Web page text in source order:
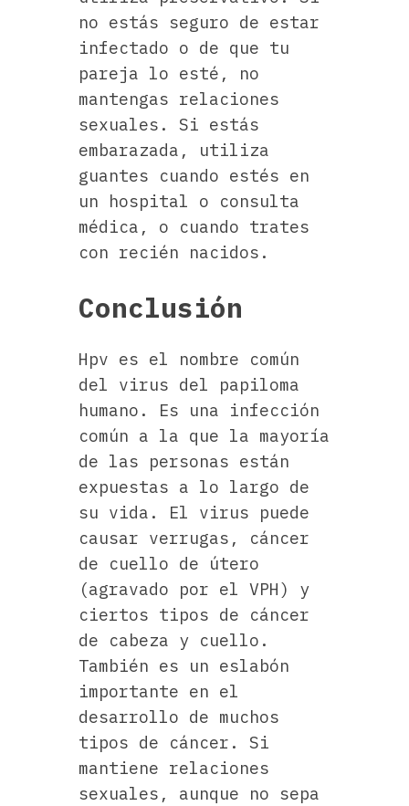
no estás seguro de estar
infectado o de que tu
pareja lo esté, no
mantengas relaciones
sexuales. Si estás
embarazada, utiliza
guantes cuando estés en
un hospital o consulta
médica, o cuando trates
con recién nacidos.
Conclusión
Hpv es el nombre común
del virus del papiloma
humano. Es una infección
común a la que la mayoría
de las personas están
expuestas a lo largo de
su vida. El virus puede
causar verrugas, cáncer
de cuello de útero
(agravado por el VPH) y
ciertos tipos de cáncer
de cabeza y cuello.
También es un eslabón
importante en el
desarrollo de muchos
tipos de cáncer. Si
mantiene relaciones
sexuales, aunque no sepa